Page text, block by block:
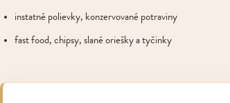
instatné polievky, konzervované potraviny
fast food, chipsy, slané oriešky a tyčinky